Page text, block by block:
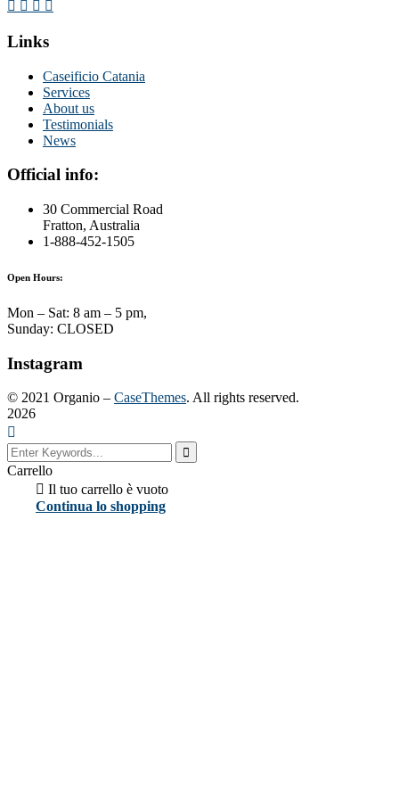
Links
Caseificio Catania
Services
About us
Testimonials
News
Official info:
30 Commercial Road
Fratton, Australia
1-888-452-1505
Open Hours:
Mon – Sat: 8 am – 5 pm,
Sunday: CLOSED
Instagram
© 2021 Organio – CaseThemes. All rights reserved.
2026
Carrello
Il tuo carrello è vuoto
Continua lo shopping